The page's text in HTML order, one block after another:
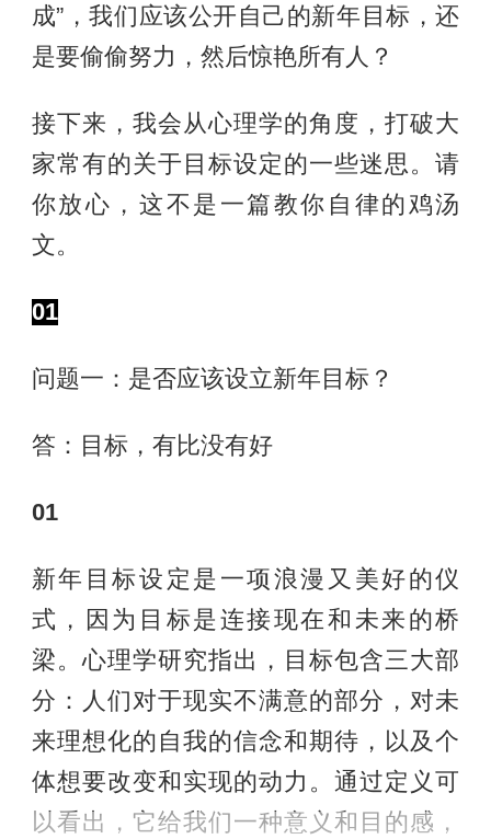
成”，我们应该公开自己的新年目标，还
是要偷偷努力，然后惊艳所有人？
接下来，我会从心理学的角度，打破大
家常有的关于目标设定的一些迷思。请
你放心，这不是一篇教你自律的鸡汤
文。
01
问题一：是否应该设立新年目标？
答：目标，有比没有好
01
新年目标设定是一项浪漫又美好的仪
式，因为目标是连接现在和未来的桥
梁。心理学研究指出，目标包含三大部
分：人们对于现实不满意的部分，对未
来理想化的自我的信念和期待，以及个
体想要改变和实现的动力。通过定义可
以看出，它给我们一种意义和目的感，